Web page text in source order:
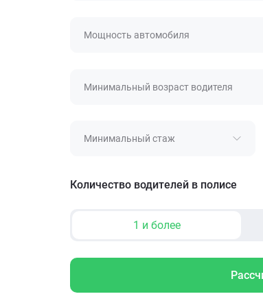
Мощность автомобиля
Минимальный возраст водителя
Минимальный стаж
Количество водителей в полисе
1 и более